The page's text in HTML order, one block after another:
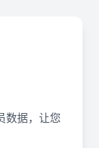
数据，让您